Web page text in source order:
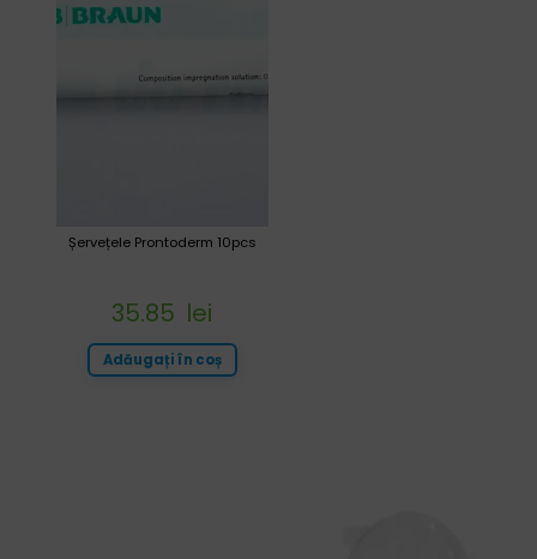
Șervețele Prontoderm 10pcs
35.85 lei
Adăugați în coș